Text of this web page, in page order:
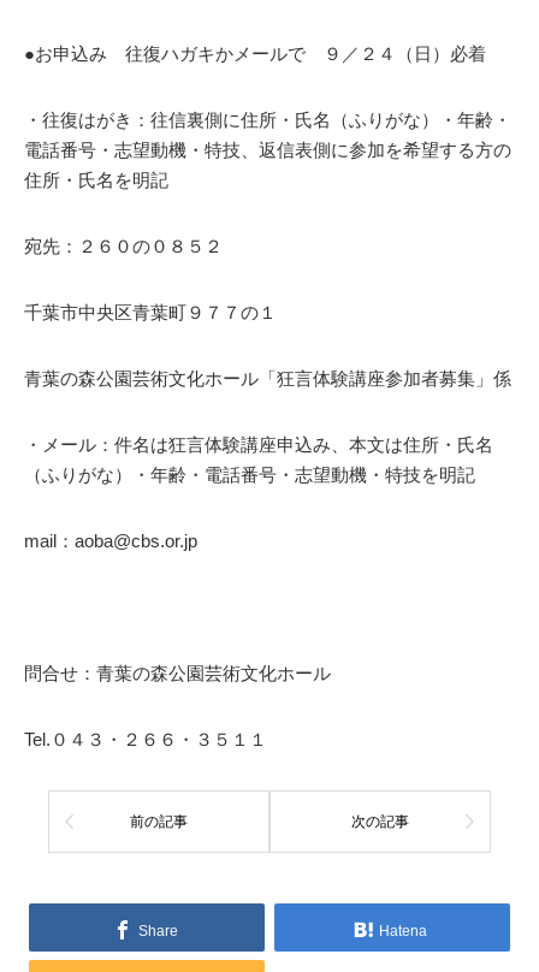
●お申込み 往復ハガキかメールで ９／２４（日）必着
・往復はがき：往信裏側に住所・氏名（ふりがな）・年齢・
電話番号・志望動機・特技、返信表側に参加を希望する方の
住所・氏名を明記
宛先：２６０の０８５２
千葉市中央区青葉町９７７の１
青葉の森公園芸術文化ホール「狂言体験講座参加者募集」係
・メール：件名は狂言体験講座申込み、本文は住所・氏名
（ふりがな）・年齢・電話番号・志望動機・特技を明記
mail：aoba@cbs.or.jp
問合せ：青葉の森公園芸術文化ホール
Tel.０４３・２６６・３５１１
前の記事 次の記事
Share Hatena